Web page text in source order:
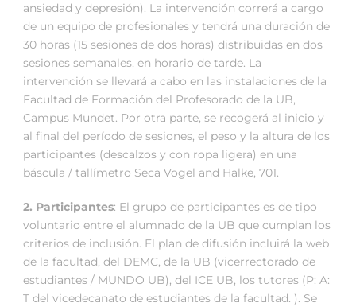
ansiedad y depresión). La intervención correrá a cargo
de un equipo de profesionales y tendrá una duración de
30 horas (15 sesiones de dos horas) distribuidas en dos
sesiones semanales, en horario de tarde. La
intervención se llevará a cabo en las instalaciones de la
Facultad de Formación del Profesorado de la UB,
Campus Mundet. Por otra parte, se recogerá al inicio y
al final del período de sesiones, el peso y la altura de los
participantes (descalzos y con ropa ligera) en una
báscula / tallímetro Seca Vogel and Halke, 701.
2. Participantes: El grupo de participantes es de tipo
voluntario entre el alumnado de la UB que cumplan los
criterios de inclusión. El plan de difusión incluirá la web
de la facultad, del DEMC, de la UB (vicerrectorado de
estudiantes / MUNDO UB), del ICE UB, los tutores (P: A:
T del vicedecanato de estudiantes de la facultad. ). Se